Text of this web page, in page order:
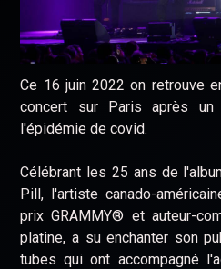
Ce 16 juin 2022 on retrouve
concert sur Paris après
l'épidémie de covid.
Célébrant les 25 ans de
Pill, l'artiste canado-
prix GRAMMY® et auteur-
platine, a su enchanter son
tubes qui ont accompagné